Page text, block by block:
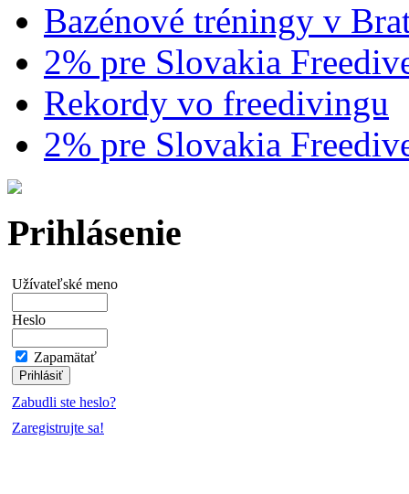
Bazénové tréningy v
2% pre Slovakia
Rekordy vo freedivingu
2% pre Slovakia
Prihlásenie
Užívateľské meno
Heslo
Zapamätať
Zabudli ste heslo?
Zaregistrujte sa!